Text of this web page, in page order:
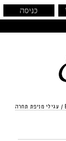
כניסה
/ עגילי מניפת תחרה